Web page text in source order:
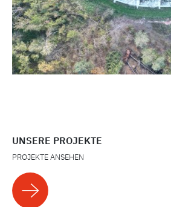
UNSERE PROJEKTE
PROJEKTE ANSEHEN